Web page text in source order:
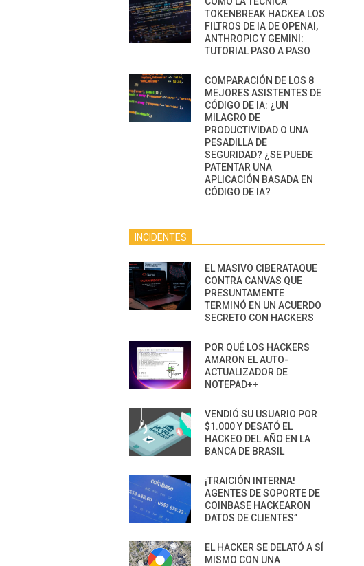
TOKENBREAK HACKEA LOS
FILTROS DE IA DE OPENAI,
ANTHROPIC Y GEMINI:
TUTORIAL PASO A PASO
COMPARACIÓN DE LOS 8
MEJORES ASISTENTES DE
CÓDIGO DE IA: ¿UN
MILAGRO DE
PRODUCTIVIDAD O UNA
PESADILLA DE
SEGURIDAD? ¿SE PUEDE
PATENTAR UNA
APLICACIÓN BASADA EN
CÓDIGO DE IA?
INCIDENTES
EL MASIVO CIBERATAQUE
CONTRA CANVAS QUE
PRESUNTAMENTE
TERMINÓ EN UN ACUERDO
SECRETO CON HACKERS
POR QUÉ LOS HACKERS
AMARON EL AUTO-
ACTUALIZADOR DE
NOTEPAD++
VENDIÓ SU USUARIO POR
$1.000 Y DESATÓ EL
HACKEO DEL AÑO EN LA
BANCA DE BRASIL
¡TRAICIÓN INTERNA!
AGENTES DE SOPORTE DE
COINBASE HACKEARON
DATOS DE CLIENTES”
EL HACKER SE DELATÓ A SÍ
MISMO CON UNA